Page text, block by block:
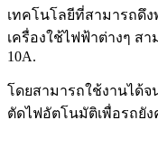
เทคโนโลยีที่สามารถดึ
เครื่องใช้ไฟฟ้าต่างๆ ส
10A.
โดยสามารถใช้งานได้จ
ตัดไฟอัตโนมัติเพื่อรถยั